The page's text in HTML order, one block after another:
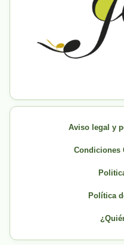
Aviso legal y
Condiciones
Política